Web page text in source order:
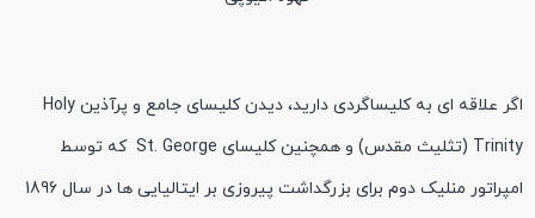
اگر علاقه ای به کلیساگردی دارید، دیدن کلیسای جامع و پرآذین Holy
Trinity (تثلیث مقدس) و همچنین کلیسای St. George که توسط
امپراتور منلیک دوم برای بزرگداشت پیروزی بر ایتالیایی ها در سال 1896